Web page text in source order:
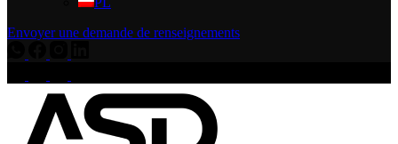
Envoyer une demande de renseignements